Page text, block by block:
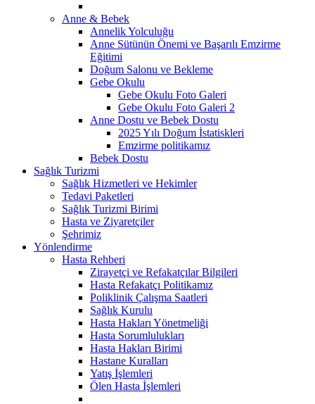
Anne & Bebek
Annelik Yolculuğu
Anne Sütünün Önemi ve Başarılı Emzirme
Eğitimi
Doğum Salonu ve Bekleme
Gebe Okulu
Gebe Okulu Foto Galeri
Gebe Okulu Foto Galeri 2
Anne Dostu ve Bebek Dostu
2025 Yılı Doğum İstatiskleri
Emzirme politikamız
Bebek Dostu
Sağlık Turizmi
Sağlık Hizmetleri ve Hekimler
Tedavi Paketleri
Sağlık Turizmi Birimi
Hasta ve Ziyaretçiler
Şehrimiz
Yönlendirme
Hasta Rehberi
Zirayetçi ve Refakatçılar Bilgileri
Hasta Refakatçı Politikamız
Poliklinik Çalışma Saatleri
Sağlık Kurulu
Hasta Hakları Yönetmeliği
Hasta Sorumlulukları
Hasta Hakları Birimi
Hastane Kuralları
Yatış İşlemleri
Ölen Hasta İşlemleri